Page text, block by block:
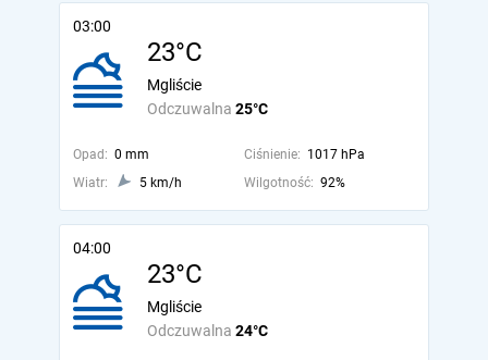
03:00
23°C
Odczuwalna 25°C
Mgliście
Opad: 0 mm Ciśnienie: 1017 hPa
Wiatr:
5 km/h Wilgotność: 92%
04:00
23°C
Odczuwalna 24°C
Mgliście